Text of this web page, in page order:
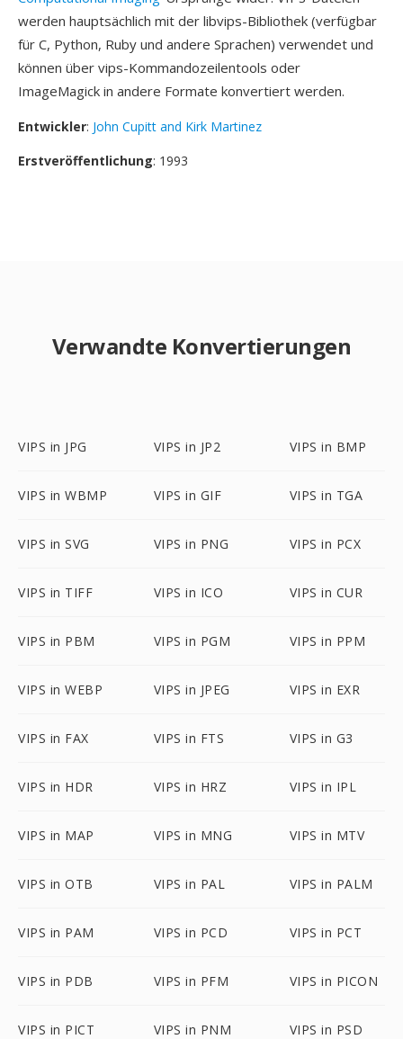
werden hauptsächlich mit der libvips-Bibliothek (verfügbar
für C, Python, Ruby und andere Sprachen) verwendet und
können über vips-Kommandozeilentools oder
ImageMagick in andere Formate konvertiert werden.
Entwickler: John Cupitt and Kirk Martinez
Erstveröffentlichung: 1993
Verwandte Konvertierungen
VIPS in JPG VIPS in JP2 VIPS in BMP
VIPS in WBMP VIPS in GIF VIPS in TGA
VIPS in SVG VIPS in PNG VIPS in PCX
VIPS in TIFF VIPS in ICO VIPS in CUR
VIPS in PBM VIPS in PGM VIPS in PPM
VIPS in WEBP VIPS in JPEG VIPS in EXR
VIPS in FAX VIPS in FTS VIPS in G3
VIPS in HDR VIPS in HRZ VIPS in IPL
VIPS in MAP VIPS in MNG VIPS in MTV
VIPS in OTB VIPS in PAL VIPS in PALM
VIPS in PAM VIPS in PCD VIPS in PCT
VIPS in PDB VIPS in PFM VIPS in PICON
VIPS in PICT VIPS in PNM VIPS in PSD